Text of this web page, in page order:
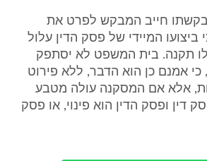
חייב המבקש לפרט את
ביצועו המיידי של פסק הדין עלול
לו תקנה. בית המשפט לא יסתפק
אמנם כן הוא הדבר, ללא פירוט
אלא אם המסקנה עולה מטבע
דין ופסק הדין הוא פינוי, או פסק